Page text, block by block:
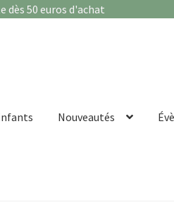
dès 50 euros d'achat
Nouveautés